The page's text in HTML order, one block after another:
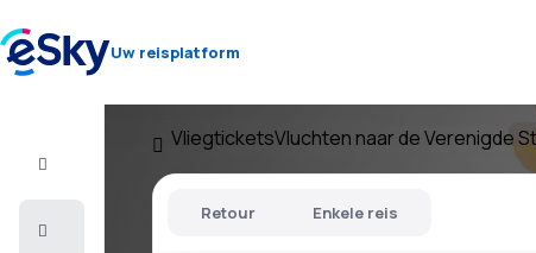
Uw reisplatform
VliegticketsVluchten naar de Verenigde
Retour Enkele reis